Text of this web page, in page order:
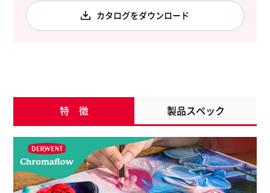
カタログをダウンロード
特 徴 製品スペック